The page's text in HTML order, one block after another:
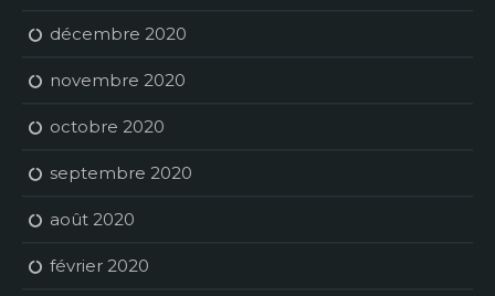
décembre 2020
novembre 2020
octobre 2020
septembre 2020
août 2020
février 2020